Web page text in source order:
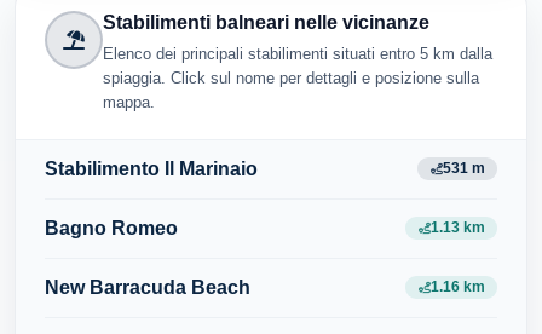
Stabilimenti balneari nelle vicinanze
Elenco dei principali stabilimenti situati entro 5 km dalla
spiaggia. Click sul nome per dettagli e posizione sulla
mappa.
Stabilimento Il Marinaio 531 m
Bagno Romeo 1.13 km
New Barracuda Beach 1.16 km